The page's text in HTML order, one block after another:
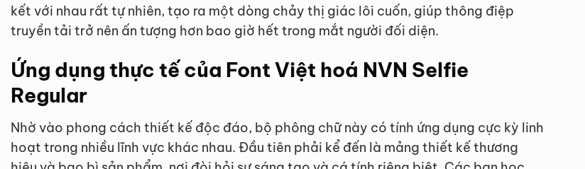
kết với nhau rất tự nhiên, tạo ra một dòng chảy thị giác lôi cuốn, giúp thông điệp
truyền tải trở nên ấn tượng hơn bao giờ hết trong mắt người đối diện.
Ứng dụng thực tế của Font Việt hoá NVN Selfie
Regular
Nhờ vào phong cách thiết kế độc đáo, bộ phông chữ này có tính ứng dụng cực kỳ linh
hoạt trong nhiều lĩnh vực khác nhau. Đầu tiên phải kể đến là mảng thiết kế thương